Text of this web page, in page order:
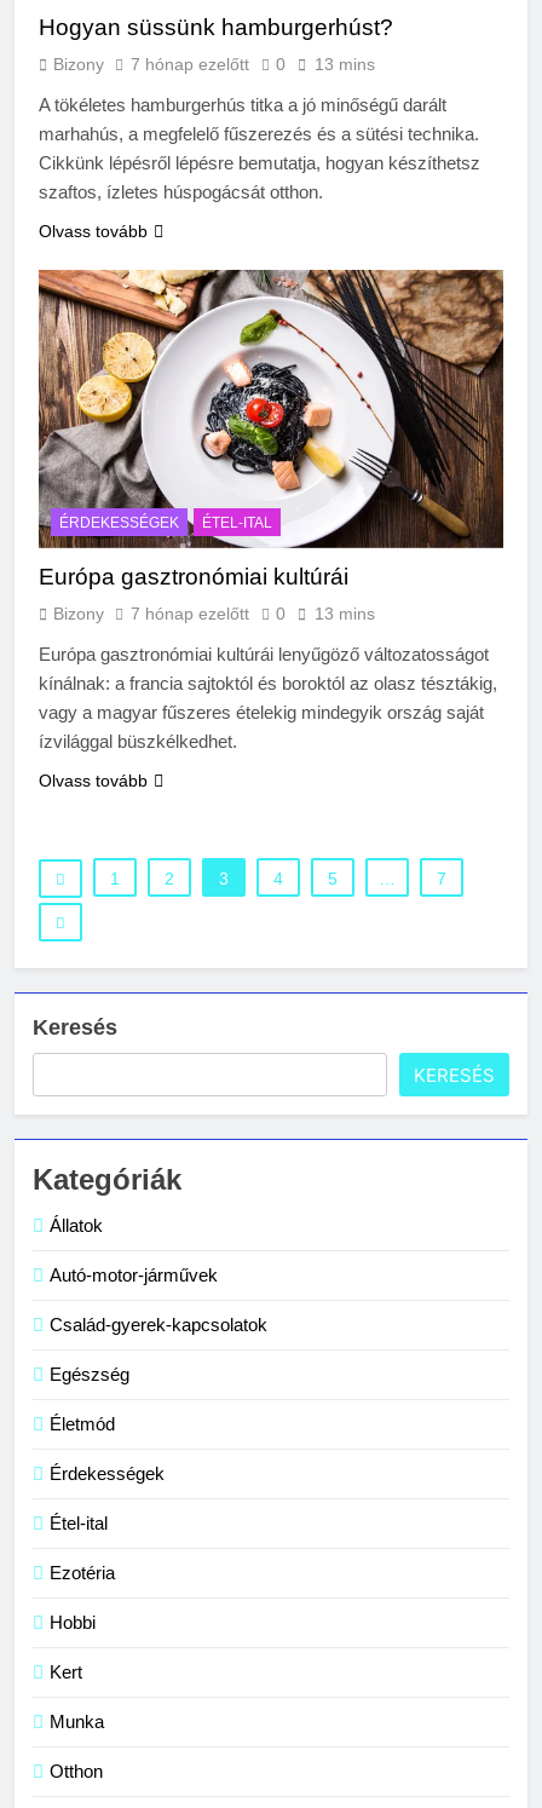
Hogyan süssünk hamburgerhúst?
Bizony 7 hónap ezelőtt 0 13 mins
A tökéletes hamburgerhús titka a jó minőségű darált
marhahús, a megfelelő fűszerezés és a sütési technika.
Cikkünk lépésről lépésre bemutatja, hogyan készíthetsz
szaftos, ízletes húspogácsát otthon.
Olvass tovább
ÉRDEKESSÉGEK ÉTEL-ITAL
Európa gasztronómiai kultúrái
Bizony 7 hónap ezelőtt 0 13 mins
Európa gasztronómiai kultúrái lenyűgöző változatosságot
kínálnak: a francia sajtoktól és boroktól az olasz tésztákig,
vagy a magyar fűszeres ételekig mindegyik ország saját
ízvilággal büszkélkedhet.
Olvass tovább
1 2 3 4 5 7
Keresés
KERESÉS
Kategóriák
Állatok
Autó-motor-járművek
Család-gyerek-kapcsolatok
Egészség
Életmód
Érdekességek
Étel-ital
Ezotéria
Hobbi
Kert
Munka
Otthon